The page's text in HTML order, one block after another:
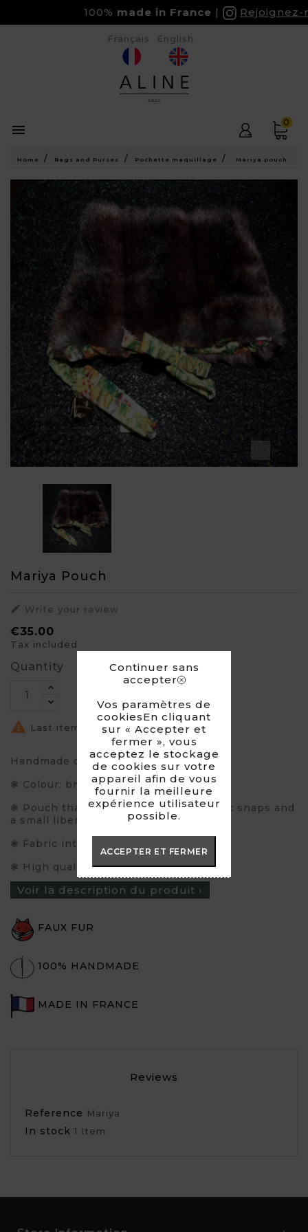
Continuer sans
accepter
Vos paramètres de
cookiesEn cliquant
sur « Accepter et
fermer », vous
acceptez le stockage
de cookies sur votre
appareil afin de vous
fournir la meilleure
expérience utilisateur
possible.
ACCEPTER ET FERMER
100%made in France Rejoignez-
 0
Français English
Home Bags and Purses Pochette maquillage Mariya pouch
Mariya Pouch
 Write your review
€35.00
Tax included
Quantity
 Last items in stock
Handmade clutch made of soft faux fur!
❃ Colour: brown
❃ Pouch that closes with two magnetic snaps and
a small liberty bow
❃ Fabric interior
❃ High quality faux fur
Voir la description du produit ›
FAUX FUR
100% HANDMADE
MADE IN FRANCE
Reviews
Reference Mariya
In stock 1 Item